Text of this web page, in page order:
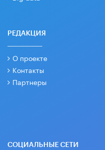
РЕДАКЦИЯ
О проекте
Контакты
Партнеры
СОЦИАЛЬНЫЕ СЕТИ